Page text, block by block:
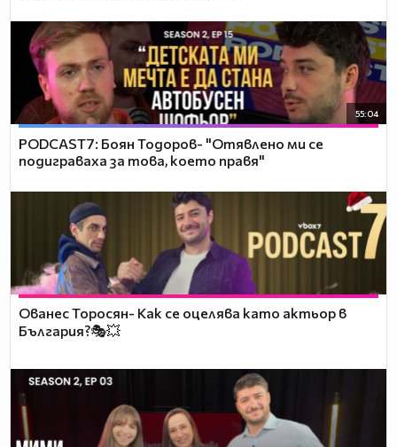
55:04
PODCAST7: ‪Боян Тодоров- "Отявлено ми се
подиграваха за това, което правя"
Ованес Торосян- Как се оцелява като актьор в
България?🎭💥